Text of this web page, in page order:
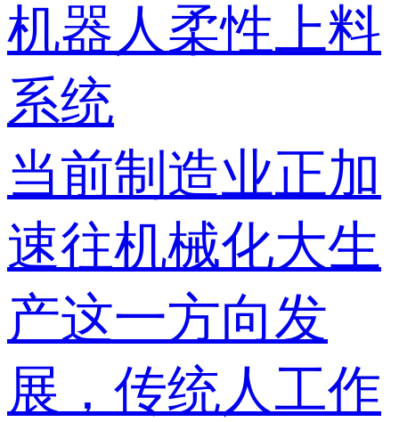
机器人柔性上料
系统
当前制造业正加
速往机械化大生
产这一方向发
展，传统人工作